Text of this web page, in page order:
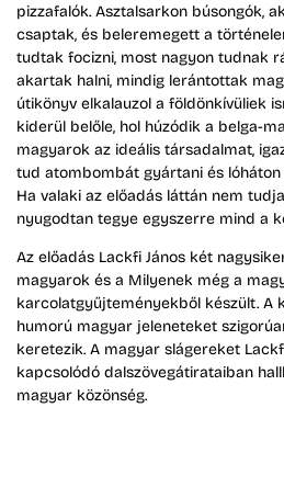
pizzafalók. Asztalsarkon búsongók,
csaptak, és beleremegett a
tudtak focizni, most nagyon tudnak
akartak halni, mindig lerántottak
útikönyv elkalauzol a földönkívüliek
kiderül belőle, hol húzódik a belga-
magyarok az ideális társadalmat,
tud atombombát gyártani és
Ha valaki az előadás láttán nem
nyugodtan tegye egyszerre mind a
Az előadás Lackfi János két
magyarok és a Milyenek még a
karcolatgyűjteményekből készült. A
humorú magyar jeleneteket
keretezik. A magyar slágereket
kapcsolódó dalszövegátirataiban
magyar közönség.